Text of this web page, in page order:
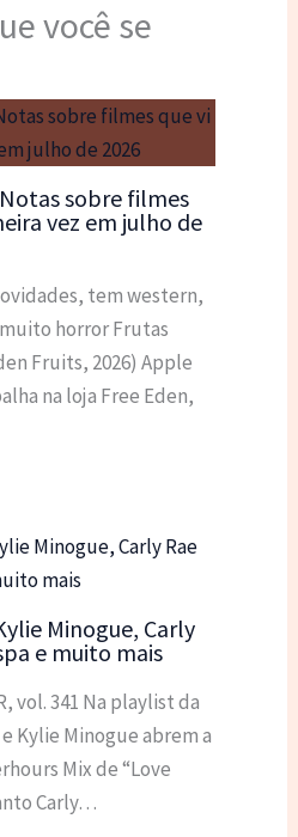
você se
sobre filmes
vez em julho de
tem western,
horror Frutas
Fruits, 2026) Apple
na loja Free Eden,
Minogue, Carly
e muito mais
vol. 341 Na playlist da
Kylie Minogue abrem a
Mix de “Love
Carly…